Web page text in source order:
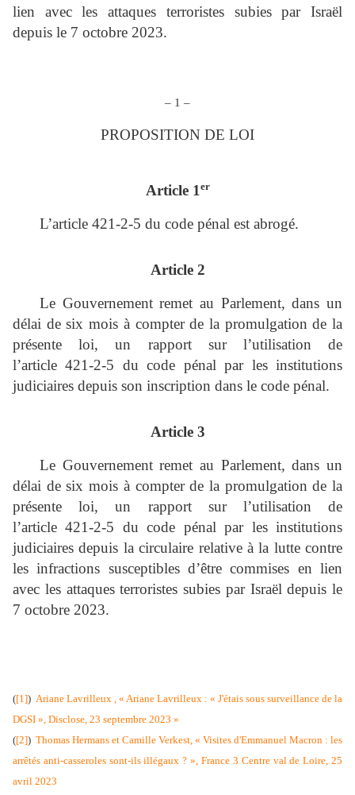
lien avec les attaques terroristes subies par Israël
depuis le 7 octobre 2023.
– 1 –
PROPOSITION DE LOI
Article 1 er
L’article 421‑2‑5 du code pénal est abrogé.
Article 2
Le Gouvernement remet au Parlement, dans un
délai de six mois à compter de la promulgation de la
présente loi, un rapport sur l’utilisation de
l’article 421‑2‑5 du code pénal par les institutions
judiciaires depuis son inscription dans le code pénal.
Article 3
Le Gouvernement remet au Parlement, dans un
délai de six mois à compter de la promulgation de la
présente loi, un rapport sur l’utilisation de
l’article 421‑2‑5 du code pénal par les institutions
judiciaires depuis la circulaire relative à la lutte contre
les infractions susceptibles d’être commises en lien
avec les attaques terroristes subies par Israël depuis le
7 octobre 2023.
([1]) Ariane Lavrilleux , « Ariane Lavrilleux : « J'étais sous surveillance de la
DGSI », Disclose, 23 septembre 2023 »
([2]) Thomas Hermans et Camille Verkest, « Visites d'Emmanuel Macron : les
arrêtés anti-casseroles sont-ils illégaux ? », France 3 Centre val de Loire, 25
avril 2023